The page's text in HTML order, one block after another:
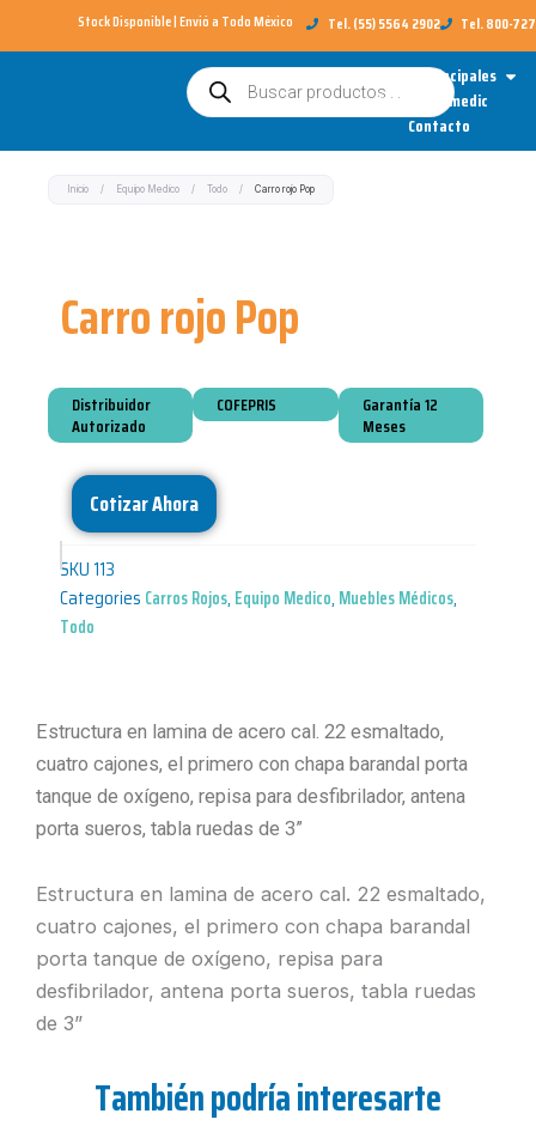
al
Stock Disponible | Envió a Todo México​ Tel. (55) 5564 2902 Tel. 800-
Búsqueda
de
productos
Categorías Principales
Sobre Redimedic
Contacto
Inicio / Equipo Medico / Todo / Carro rojo Pop
Carro rojo Pop
Distribuidor
Autorizado
COFEPRIS
Garantía 12
Meses
Cotizar Ahora
SKU113
Categories Carros Rojos, Equipo Medico, Muebles Médicos,
Todo
Estructura en lamina de acero cal. 22 esmaltado,
cuatro cajones, el primero con chapa barandal porta
tanque de oxígeno, repisa para desfibrilador, antena
porta sueros, tabla ruedas de 3”
Estructura en lamina de acero cal. 22 esmaltado,
cuatro cajones, el primero con chapa barandal
porta tanque de oxígeno, repisa para
desfibrilador, antena porta sueros, tabla ruedas
de 3”
También podría interesarte